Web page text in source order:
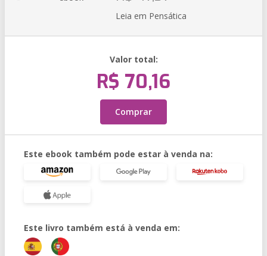
Leia em Pensática
Valor total:
R$ 70,16
Comprar
Este ebook também pode estar à venda na:
Este livro também está à venda em: